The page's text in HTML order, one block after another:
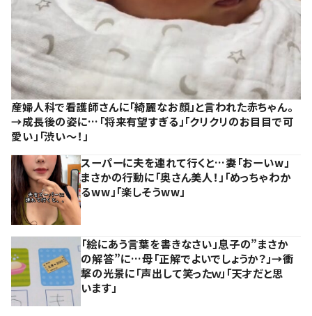
産婦人科で看護師さんに「綺麗なお顔」と言われた赤ちゃん。
→成長後の姿に…「将来有望すぎる」「クリクリのお目目で可
愛い」「渋い～！」
スーパーに夫を連れて行くと…妻「おーいw」
まさかの行動に「奥さん美人！」「めっちゃわか
るww」「楽しそうww」
「絵にあう言葉を書きなさい」息子の”まさか
の解答”に…母「正解でよいでしょうか？」→衝
撃の光景に「声出して笑ったｗ」「天才だと思
います」